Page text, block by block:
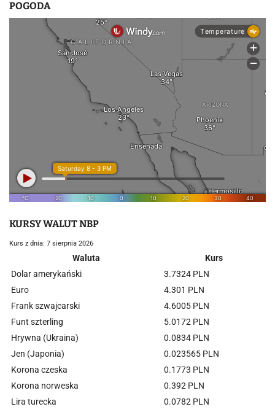
POGODA
KURSY WALUT NBP
Kurs z dnia: 7 sierpnia 2026
Waluta
Kurs
Dolar amerykański
3.7324 PLN
Euro
4.301 PLN
Frank szwajcarski
4.6005 PLN
Funt szterling
5.0172 PLN
Hrywna (Ukraina)
0.0834 PLN
Jen (Japonia)
0.023565 PLN
Korona czeska
0.1773 PLN
Korona norweska
0.392 PLN
Lira turecka
0.0782 PLN